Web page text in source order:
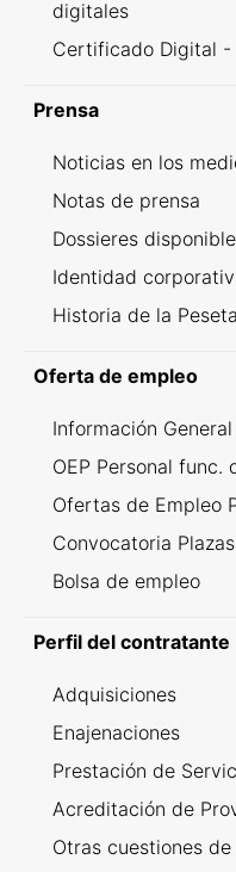
digitales
Certificado Digital -
Prensa
Noticias en los
Notas de prensa
Dossieres
Identidad
Historia de la Peseta
Oferta de empleo
Información General
OEP Personal
Ofertas de Empleo
Convocatoria
Bolsa de empleo
Perfil del contratante
Adquisiciones
Enajenaciones
Prestación de
Acreditación de
Otras cuestiones